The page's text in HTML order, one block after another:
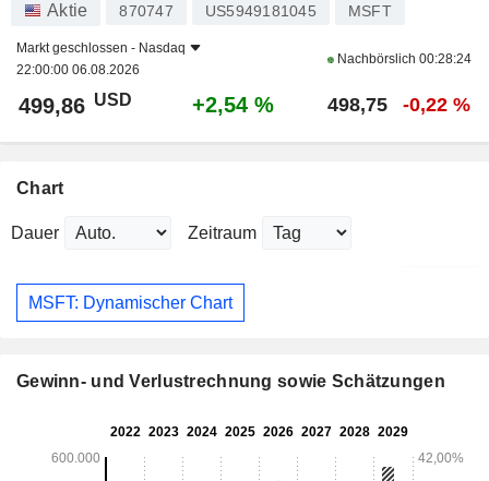
Aktie 870747 US5949181045 MSFT
Markt geschlossen - Nasdaq
22:00:00 06.08.2026
Nachbörslich 00:28:24
499,86 USD +2,54 % 498,75 -0,22 %
Chart
Dauer Zeitraum
MSFT: Dynamischer Chart
Gewinn- und Verlustrechnung sowie Schätzungen